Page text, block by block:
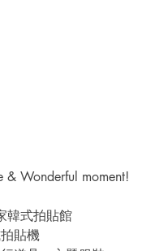
& Wonderful moment!
韓式拍貼館
貼機